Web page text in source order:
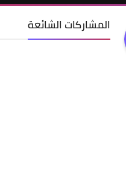
المشاركات الشائعة